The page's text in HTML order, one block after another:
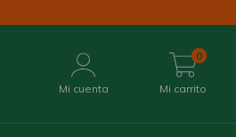
Mi cuenta Mi carrito
0